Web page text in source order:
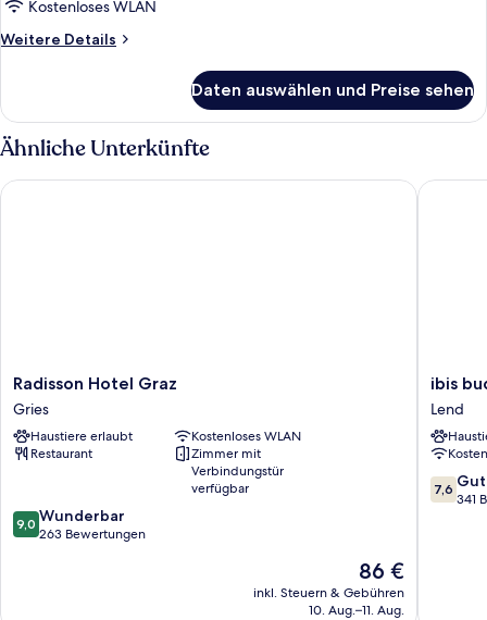
Kostenloses WLAN
Weitere Details
Weitere
Daten auswählen und Preise sehen
Ähnliche Unterkünfte
Radisson
Hotel
Graz
Gries
Radisson Hotel Graz
Gries
Haustiere erlaubt
Kostenloses WLAN
Restaurant
Zimmer mit
Verbindungstür
verfügbar
9.0
von
9,0 Wunderbar
263 Bewertungen
Der
Preis
beträgt
86 €
inkl. Steuern & Gebühren
10. Aug.–11. Aug.
Radisson Hotel Graz
ibis
budget
Graz
City
Lend
ibis
Lend
7.6
von
7,6 Gut
341
ibis